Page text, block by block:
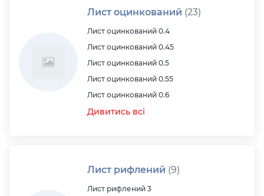
Лист оцинкований (23)
Лист оцинкований 0.4
Лист оцинкований 0.45
Лист оцинкований 0.5
Лист оцинкований 0.55
Лист оцинкований 0.6
Дивитись всі
Лист рифлений (9)
Лист рифлений 3